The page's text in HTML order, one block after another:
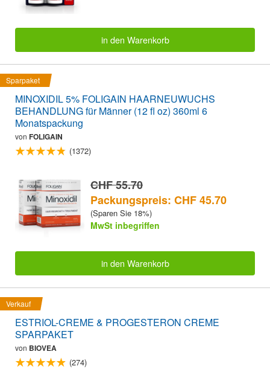
in den Warenkorb
Sparpaket
MINOXIDIL 5% FOLIGAIN HAARNEUWUCHS
BEHANDLUNG für Männer (12 fl oz) 360ml 6
Monatspackung
von FOLIGAIN
(1372)
CHF 55.70
Packungspreis: CHF 45.70
(Sparen Sie 18%)
MwSt inbegriffen
in den Warenkorb
Verkauf
ESTRIOL-CREME & PROGESTERON CREME
SPARPAKET
von BIOVEA
(274)